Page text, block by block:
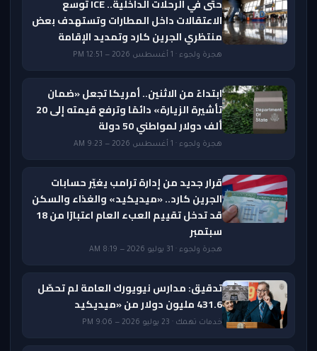
حتى في الرحلات الداخلية.. ICE توسع
الاعتقالات داخل المطارات وتستهدف بعض
منتظري الجرين كارد وتمديد الإقامة
هجرة ولجوء · 1 أغسطس 2026 — 12:51 PM
ابتداءً من الاثنين.. أمريكا تجعل «ضمان
تأشيرة الزيارة» دائمًا وترفع قيمته إلى 20
ألف دولار لمواطني 50 دولة
هجرة ولجوء · 1 أغسطس 2026 — 9:23 AM
قرار جديد من إدارة ترامب يغيّر حسابات
الجرين كارد.. «ميديكيد» والغذاء والسكن
قد تدخل تقييم العبء العام اعتبارًا من 18
سبتمبر
هجرة ولجوء · 31 يوليو 2026 — 8:19 AM
تدقيق: مدارس نيويورك العامة لم تحصّل
431.6 مليون دولار من «ميديكيد
خدمات تهمك · 23 يوليو 2026 — 9:06 PM